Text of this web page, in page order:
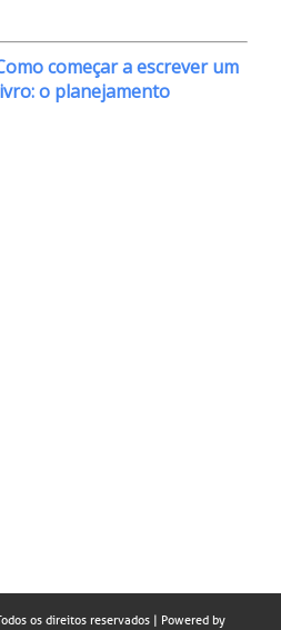
começar a escrever um
o planejamento
os direitos reservados| Powered by